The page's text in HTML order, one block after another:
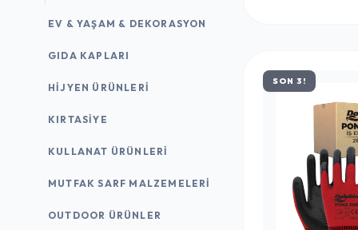
EV & YAŞAM & DEKORASYON
GIDA KAPLARI
HIJYEN ÜRÜNLERI
KIRTASİYE
KULLANAT ÜRÜNLERI
MUTFAK SARF MALZEMELERI
OUTDOOR ÜRÜNLER
SON 3!